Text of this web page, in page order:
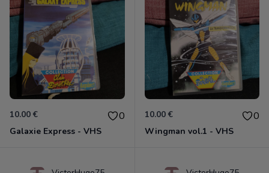
10.00 € 0
Galaxie Express - VHS
10.00 € 0
Wingman vol.1 - VHS